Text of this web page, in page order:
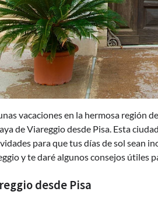
vacaciones en la hermosa región
de Viareggio desde Pisa. Esta
para que tus días de sol sean
y te daré algunos consejos útiles
desde Pisa